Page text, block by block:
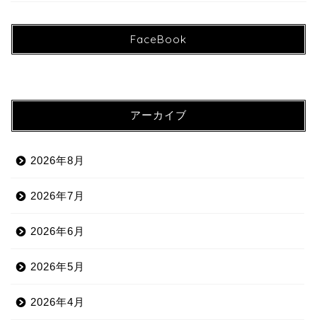
FaceBook
アーカイブ
2026年8月
2026年7月
2026年6月
2026年5月
2026年4月